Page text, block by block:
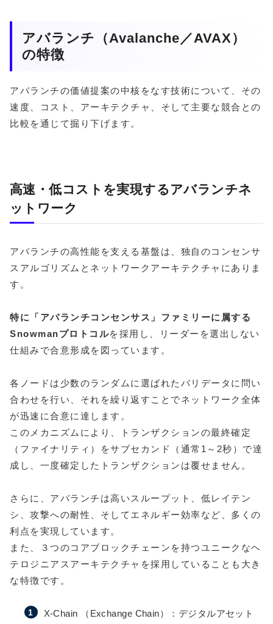
アバランチ（Avalanche／AVAX）
の特徴
アバランチの価値提案の中核をなす技術について、その
速度、コスト、アーキテクチャ、そして主要な競合との
比較を通じて掘り下げます。
高速・低コストを実現するアバランチネ
ットワーク
アバランチの高性能を支える基盤は、独自のコンセンサ
スアルゴリズムとネットワークアーキテクチャにありま
す。
特に「アバランチコンセンサス」ファミリーに属する
Snowmanプロトコルを採用し、リーダーを選出しない
仕組みで合意形成を図っています。
各ノードは少数のランダムに選ばれたバリデータに問い
合わせを行い、それを繰り返すことでネットワーク全体
が迅速に合意に達します。
このメカニズムにより、トランザクションの最終確定
（ファイナリティ）をサブセカンド（通常1～2秒）で達
成し、一度確定したトランザクションは覆せません。
さらに、アバランチは高いスループット、低レイテン
シ、攻撃への耐性、そしてエネルギー効率など、多くの
利点を実現しています。
また、３つのコアブロックチェーンを持つユニークなヘ
テロジニアスアーキテクチャを採用していることも大き
な特徴です。
X-Chain （Exchange Chain）：デジタルアセット